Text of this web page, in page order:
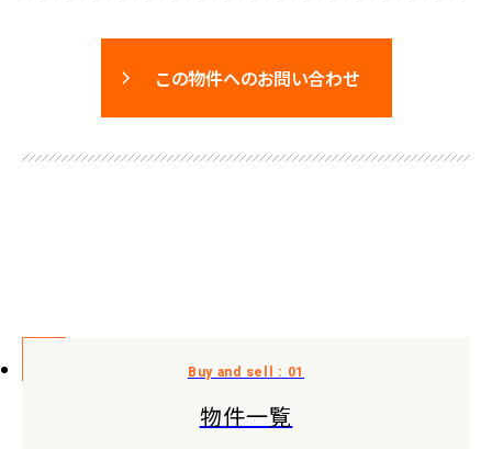
この物件へのお問い合わせ
物件一覧